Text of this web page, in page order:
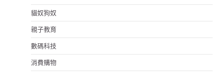
貓奴狗奴
親子教育
數碼科技
消費購物